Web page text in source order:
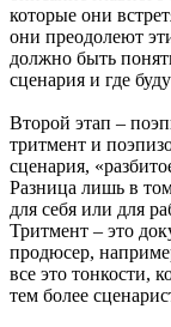
которые они
они преодолеют
должно быть
сценария и где
Второй этап –
тритмент и
сценария,
Разница лишь в
для себя или для
Тритмент – это
продюсер,
все это тонкости,
тем более